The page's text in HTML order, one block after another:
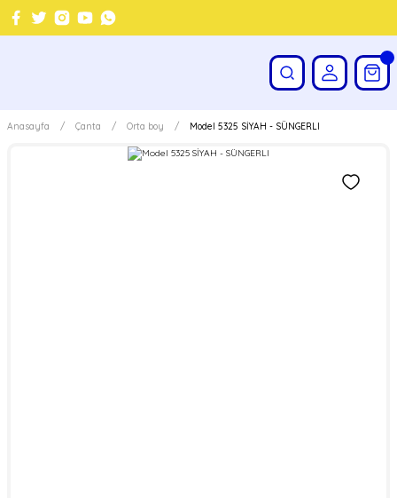
Anasayfa Çanta Orta boy Model 5325 SİYAH - SÜNGERLI